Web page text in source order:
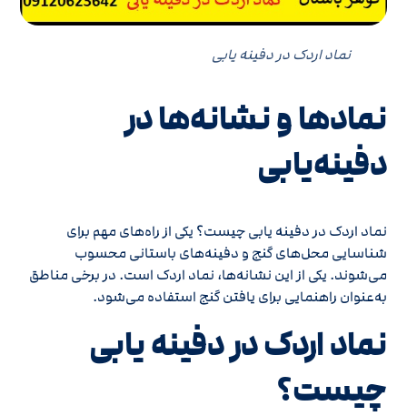
نماد اردک در دفینه یابی
نمادها و نشانه‌ها در
دفینه‌یابی
نماد اردک در دفینه یابی چیست؟ یکی از راه‌های مهم برای
شناسایی محل‌های گنج و دفینه‌های باستانی محسوب
می‌شوند. یکی از این نشانه‌ها، نماد اردک است. در برخی مناطق
به‌عنوان راهنمایی برای یافتن گنج استفاده می‌شود.
نماد اردک در دفینه یابی
چیست؟